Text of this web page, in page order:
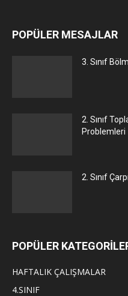
POPÜLER MESAJLAR
3. Sınıf
2. Sınıf
Problemleri
2. Sınıf
POPÜLER
HAFTALIK ÇALIŞMALAR
4.SINIF